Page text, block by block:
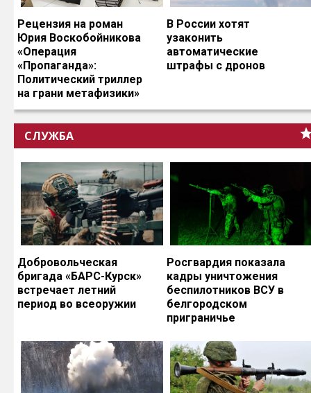
Рецензия на роман
Юрия Воскобойникова
«Операция
«Пропаганда»:
Политический триллер
на грани метафизики»
В России хотят
узаконить
автоматические
штрафы с дронов
СЛУЖБА
Добровольческая
бригада «БАРС-Курск»
встречает летний
период во всеоружии
Росгвардия показала
кадры уничтожения
беспилотников ВСУ в
белгородском
приграничье